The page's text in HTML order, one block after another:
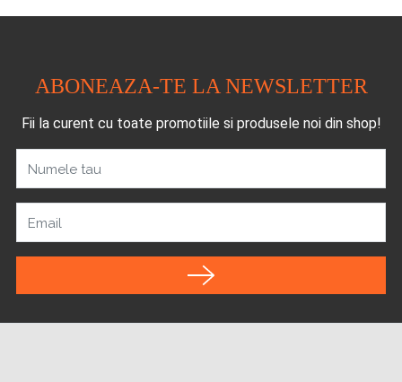
ABONEAZA-TE LA NEWSLETTER
Fii la curent cu toate promotiile si produsele noi din shop!
Numele tau
Email